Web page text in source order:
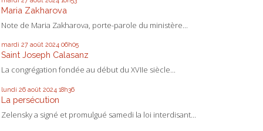
Maria Zakharova
Note de Maria Zakharova, porte-parole du ministère...
mardi 27 août 2024 06h05
Saint Joseph Calasanz
La congrégation fondée au début du XVIIe siècle...
lundi 26 août 2024 18h36
La persécution
Zelensky a signé et promulgué samedi la loi interdisant...